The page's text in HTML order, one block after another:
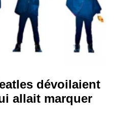
dévoilaient
allait marquer